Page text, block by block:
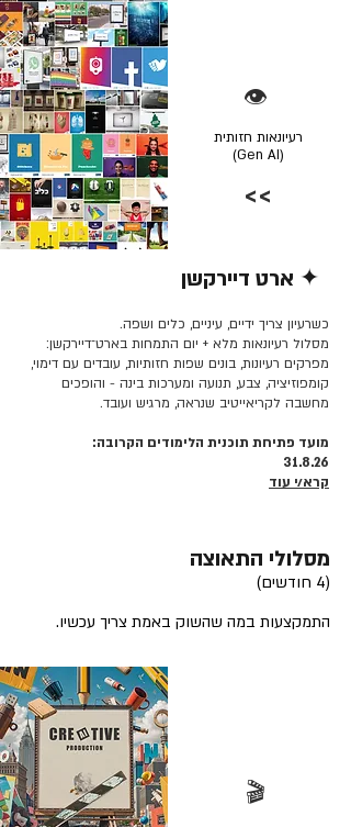
👁️
רעיונאות חזותית
(Gen AI)
>>
✦ ארט דיירקשן
כשרעיון צריך ידיים, עיניים, כלים ושפה.
מסלול רעיונאות מלא + יום התמחות בארט־דיירקשן:
מפרקים רעיונות, בונים שפות חזותיות, עובדים עם דימוי,
קומפוזיציה, צבע, תנועה ומערכות בינה - והופכים
מחשבה לקריאייטיב שנראה, מרגיש ועובד.
מועד פתיחת תוכנית הלימודים הקרובה:
31.8.26
קרא/י עוד
מסלולי התאוצה
(4 חודשים)
התמקצעות במה שהשוק באמת צריך עכשיו.
🎬